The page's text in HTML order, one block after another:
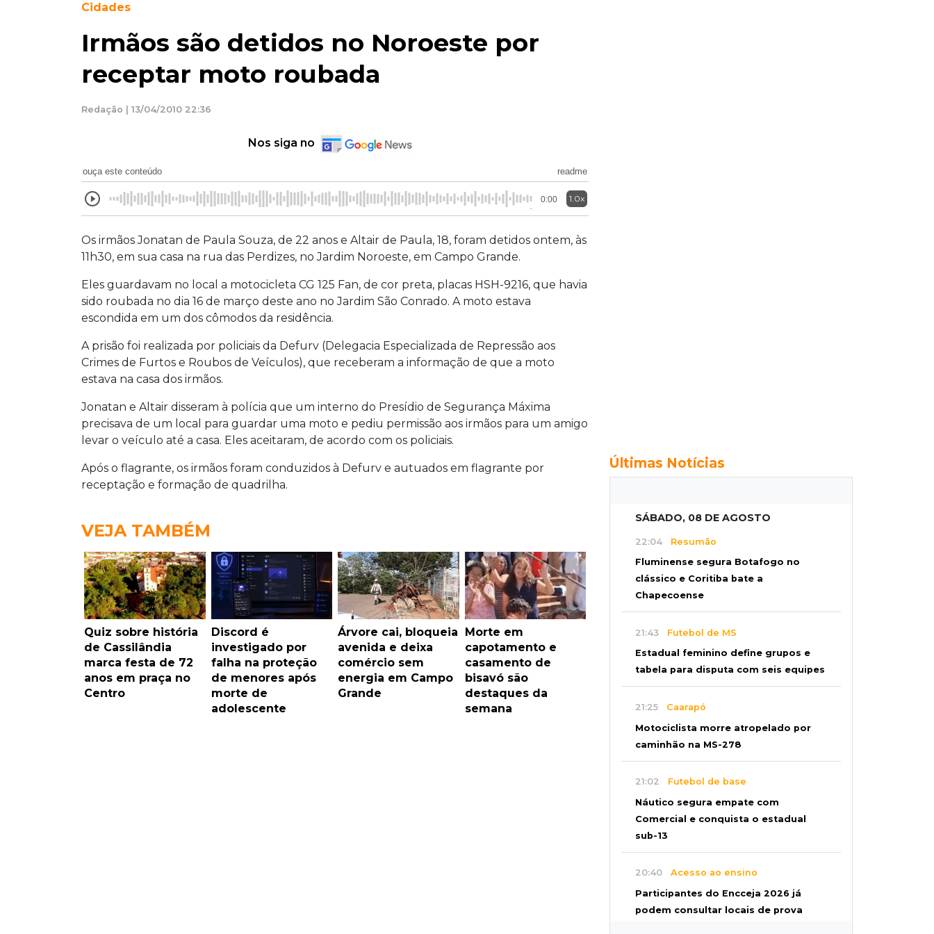
Cidades
Irmãos são detidos no Noroeste por
receptar moto roubada
Redação | 13/04/2010 22:36
Nos siga no
ouça este conteúdo readme
0:00 1.0x
Os irmãos Jonatan de Paula Souza, de 22 anos e Altair de Paula, 18, foram detidos ontem, às
11h30, em sua casa na rua das Perdizes, no Jardim Noroeste, em Campo Grande.
Eles guardavam no local a motocicleta CG 125 Fan, de cor preta, placas HSH-9216, que havia
sido roubada no dia 16 de março deste ano no Jardim São Conrado. A moto estava
escondida em um dos cômodos da residência.
A prisão foi realizada por policiais da Defurv (Delegacia Especializada de Repressão aos
Crimes de Furtos e Roubos de Veículos), que receberam a informação de que a moto
estava na casa dos irmãos.
Jonatan e Altair disseram à polícia que um interno do Presídio de Segurança Máxima
precisava de um local para guardar uma moto e pediu permissão aos irmãos para um amigo
levar o veículo até a casa. Eles aceitaram, de acordo com os policiais.
Após o flagrante, os irmãos foram conduzidos à Defurv e autuados em flagrante por
receptação e formação de quadrilha.
VEJA TAMBÉM
Quiz sobre história
de Cassilândia
marca festa de 72
anos em praça no
Centro
Discord é
investigado por
falha na proteção
de menores após
morte de
adolescente
Árvore cai, bloqueia
avenida e deixa
comércio sem
energia em Campo
Grande
Morte em
capotamento e
casamento de
bisavó são
destaques da
semana
Últimas Notícias
SÁBADO, 08 DE AGOSTO
22:04 Resumão
Fluminense segura Botafogo no
clássico e Coritiba bate a
Chapecoense
21:43 Futebol de MS
Estadual feminino define grupos e
tabela para disputa com seis equipes
21:25 Caarapó
Motociclista morre atropelado por
caminhão na MS-278
21:02 Futebol de base
Náutico segura empate com
Comercial e conquista o estadual
sub-13
20:40 Acesso ao ensino
Participantes do Encceja 2026 já
podem consultar locais de prova